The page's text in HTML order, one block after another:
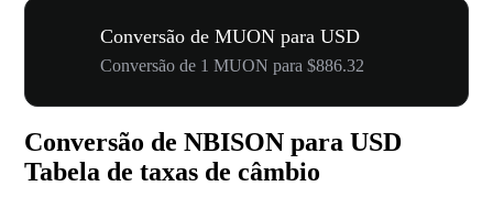
Conversão de MUON para USD
Conversão de 1 MUON para $886.32
Conversão de NBISON para USD
Tabela de taxas de câmbio